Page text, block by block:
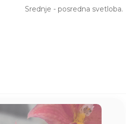
Srednje - posredna svetloba.